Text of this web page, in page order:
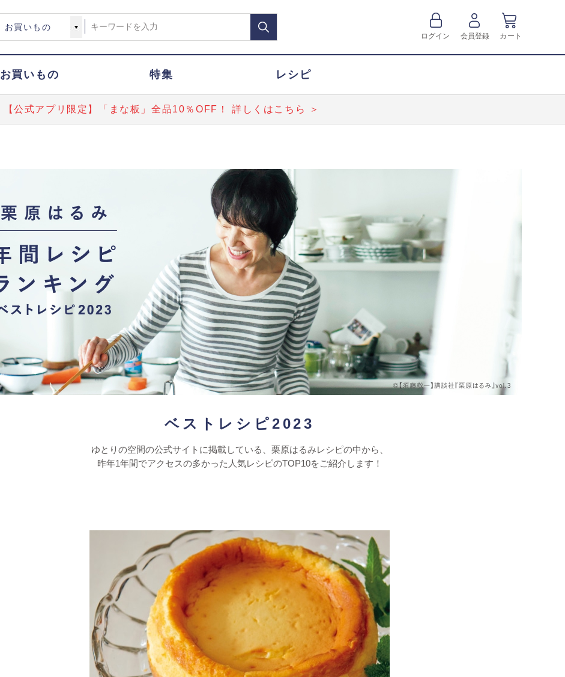
ログイン 会員登録 カート
お買いもの 特集 レシピ
【公式アプリ限定】「まな板」全品10％OFF！ 詳しくはこちら ＞
ベストレシピ2023
ゆとりの空間の公式サイトに掲載している、栗原はるみレシピの中から、
昨年1年間でアクセスの多かった人気レシピのTOP10をご紹介します！